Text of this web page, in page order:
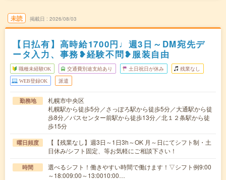
未読 掲載日 2026/08/03
【日払有】高時給1700円♩週3日～DM宛先デ
ータ入力、事務❥経験不問❥服装自由
職種未経験OK 交通費別途支給あり 土日祝日が休み 残業なし
WEB登録OK 派遣
勤務地
札幌市中央区
札幌駅から徒歩5分／さっぽろ駅から徒歩5分／大通駅から徒
歩8分／バスセンター前駅から徒歩13分／北１２条駅から徒
歩15分
曜日頻度
【【残業なし】週3日～1日3h～OK 月～日にてシフト制・土
日休み/シフト固定、等お気軽にご相談下さい！
時間
選べるシフト！働きやすい時間で働けます！▽シフト例9:00
～18:009:00～13:0010:00…